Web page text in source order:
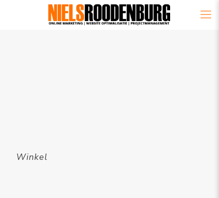
Winkel